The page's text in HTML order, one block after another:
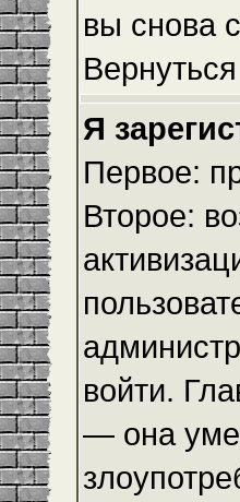
вы снова
Я
Первое:
Второе:
войти.
— она